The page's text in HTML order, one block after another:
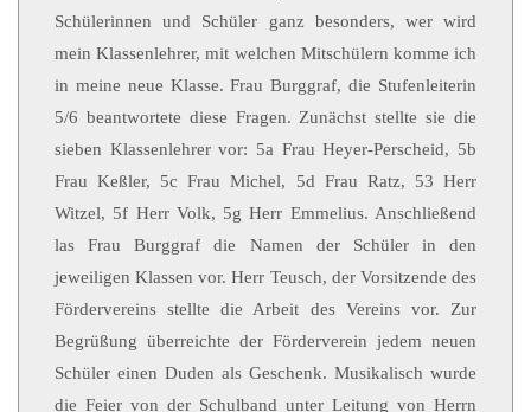
Schülerinnen und Schüler ganz besonders, wer wird
mein Klassenlehrer, mit welchen Mitschülern komme ich
in meine neue Klasse. Frau Burggraf, die Stufenleiterin
5/6 beantwortete diese Fragen. Zunächst stellte sie die
sieben Klassenlehrer vor: 5a Frau Heyer-Perscheid, 5b
Frau Keßler, 5c Frau Michel, 5d Frau Ratz, 53 Herr
Witzel, 5f Herr Volk, 5g Herr Emmelius. Anschließend
las Frau Burggraf die Namen der Schüler in den
jeweiligen Klassen vor. Herr Teusch, der Vorsitzende des
Fördervereins stellte die Arbeit des Vereins vor. Zur
Begrüßung überreichte der Förderverein jedem neuen
Schüler einen Duden als Geschenk. Musikalisch wurde
die Feier von der Schulband unter Leitung von Herrn